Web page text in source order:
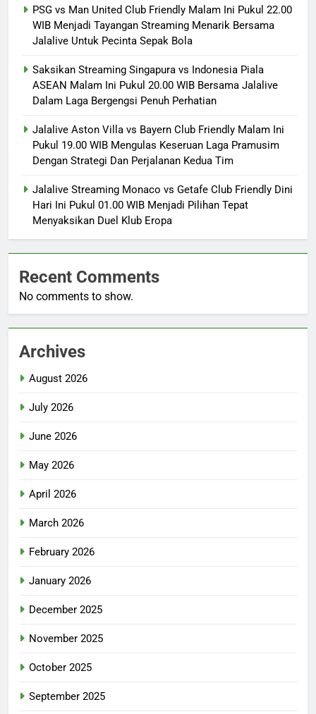
PSG vs Man United Club Friendly Malam Ini Pukul 22.00
WIB Menjadi Tayangan Streaming Menarik Bersama
Jalalive Untuk Pecinta Sepak Bola
Saksikan Streaming Singapura vs Indonesia Piala
ASEAN Malam Ini Pukul 20.00 WIB Bersama Jalalive
Dalam Laga Bergengsi Penuh Perhatian
Jalalive Aston Villa vs Bayern Club Friendly Malam Ini
Pukul 19.00 WIB Mengulas Keseruan Laga Pramusim
Dengan Strategi Dan Perjalanan Kedua Tim
Jalalive Streaming Monaco vs Getafe Club Friendly Dini
Hari Ini Pukul 01.00 WIB Menjadi Pilihan Tepat
Menyaksikan Duel Klub Eropa
Recent Comments
No comments to show.
Archives
August 2026
July 2026
June 2026
May 2026
April 2026
March 2026
February 2026
January 2026
December 2025
November 2025
October 2025
September 2025